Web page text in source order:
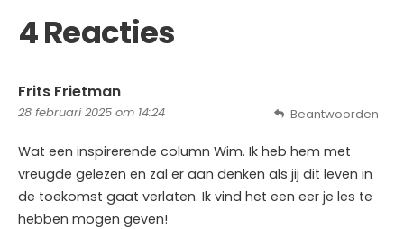
4 Reacties
Frits Frietman
28 februari 2025 om 14:24
Wat een inspirerende column Wim. Ik heb hem met
vreugde gelezen en zal er aan denken als jij dit leven in
de toekomst gaat verlaten. Ik vind het een eer je les te
hebben mogen geven!
Beantwoorden